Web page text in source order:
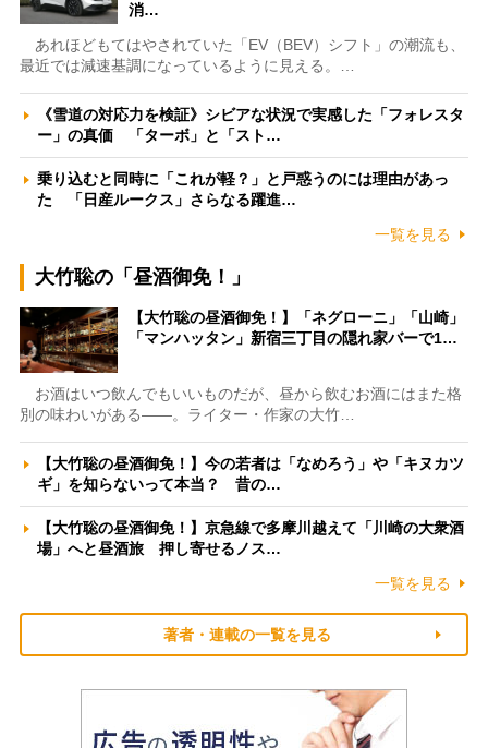
消…
あれほどもてはやされていた「EV（BEV）シフト」の潮流も、
最近では減速基調になっているように見える。…
《雪道の対応力を検証》シビアな状況で実感した「フォレスタ
ー」の真価 「ターボ」と「スト…
乗り込むと同時に「これが軽？」と戸惑うのには理由があっ
た 「日産ルークス」さらなる躍進…
一覧を見る
大竹聡の「昼酒御免！」
【大竹聡の昼酒御免！】「ネグローニ」「山崎」
「マンハッタン」新宿三丁目の隠れ家バーで1…
お酒はいつ飲んでもいいものだが、昼から飲むお酒にはまた格
別の味わいがある――。ライター・作家の大竹…
【大竹聡の昼酒御免！】今の若者は「なめろう」や「キヌカツ
ギ」を知らないって本当？ 昔の…
【大竹聡の昼酒御免！】京急線で多摩川越えて「川崎の大衆酒
場」へと昼酒旅 押し寄せるノス…
一覧を見る
著者・連載の一覧を見る